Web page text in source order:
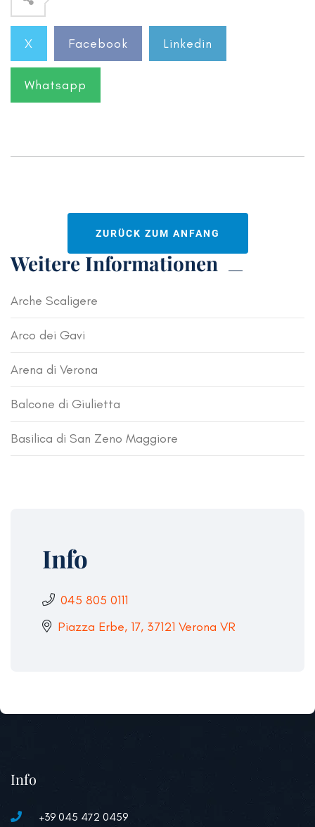
X Facebook Linkedin
Whatsapp
ZURÜCK ZUM ANFANG
Weitere Informationen
Arche Scaligere
Arco dei Gavi
Arena di Verona
Balcone di Giulietta
Basilica di San Zeno Maggiore
Info
045 805 0111
Piazza Erbe, 17, 37121 Verona VR
Info
+39 045 472 0459